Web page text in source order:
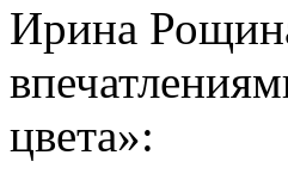
Ирина
цвета»: